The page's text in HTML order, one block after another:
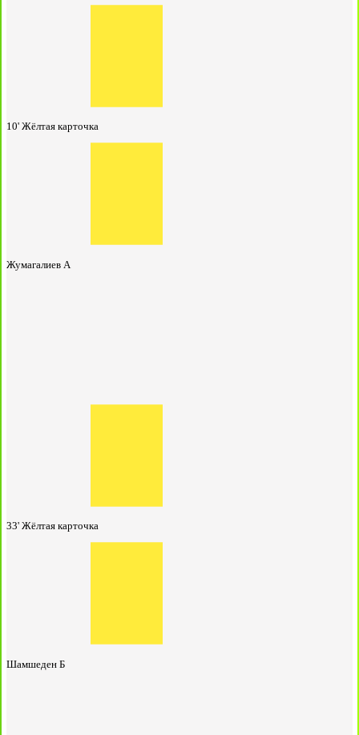
10' Жёлтая карточка
Жумагалиев А
33' Жёлтая карточка
Шамшеден Б